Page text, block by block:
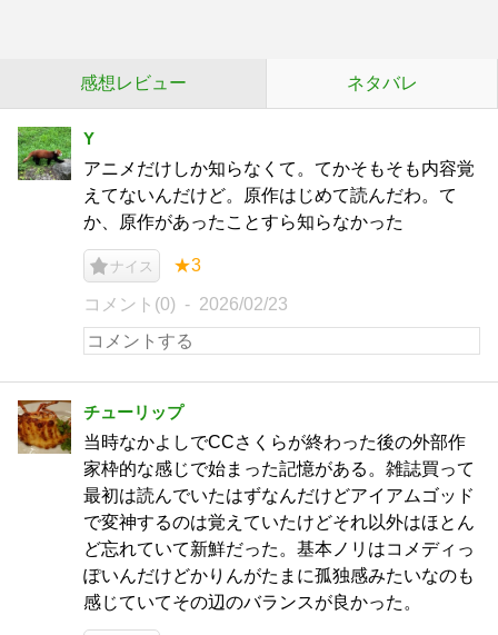
感想レビュー ネタバレ
Y
アニメだけしか知らなくて。てかそもそも内容覚
えてないんだけど。原作はじめて読んだわ。て
か、原作があったことすら知らなかった
ナイス ★3
コメント(0) 2026/02/23
チューリップ
当時なかよしでCCさくらが終わった後の外部作
家枠的な感じで始まった記憶がある。雑誌買って
最初は読んでいたはずなんだけどアイアムゴッド
で変神するのは覚えていたけどそれ以外はほとん
ど忘れていて新鮮だった。基本ノリはコメディっ
ぽいんだけどかりんがたまに孤独感みたいなのも
感じていてその辺のバランスが良かった。